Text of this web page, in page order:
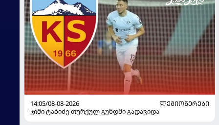
14:05/08-08-2026
ᲚᲔᲒᲘᲝᲜᲔᲠᲔᲑᲘ
ჯიმი ტაბიძე თურქულ გუნდში გადავიდა